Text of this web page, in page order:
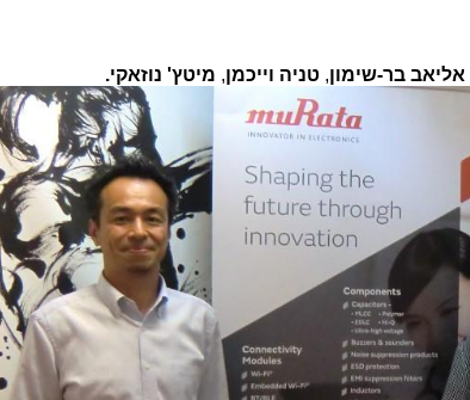
אליאב בר-שימון,טניה וייכמן, מיטץ' נוזאקי.